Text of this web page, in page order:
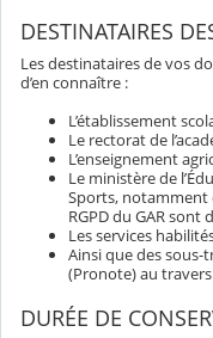
DESTINATAIRES
Les destinataires de vos
d’en connaître :
L’établissement
Le rectorat de
L’enseignement
Le ministère de
Sports, notamment
RGPD du GAR sont
Les services
Ainsi que des
(Pronote) au
DURÉE DE